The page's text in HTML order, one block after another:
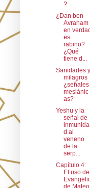
?
¿Dan ben
Avraham
en verdad
es
rabino?
¿Qué
tiene d...
Sanidades y
milagros
¿señales
mesiánic
as?
Yeshu y la
señal de
inmunida
d al
veneno
de la
serp...
Capítulo 4:
El uso del
de Mateo